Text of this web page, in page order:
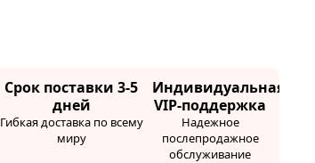
Срок поставки 3-5
дней
Гибкая доставка по всему
миру
Индивидуальная
VIP-поддержка
Надежное
послепродажное
обслуживание